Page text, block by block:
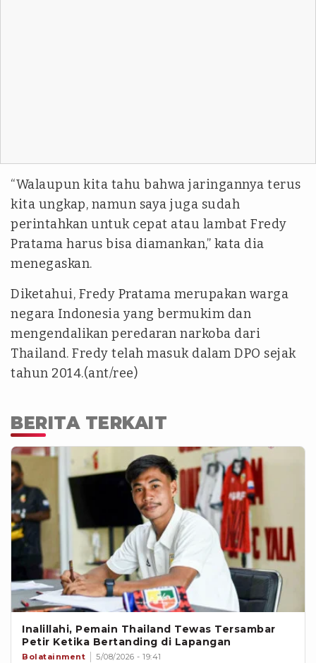
“Walaupun kita tahu bahwa jaringannya terus
kita ungkap, namun saya juga sudah
perintahkan untuk cepat atau lambat Fredy
Pratama harus bisa diamankan,” kata dia
menegaskan.
Diketahui, Fredy Pratama merupakan warga
negara Indonesia yang bermukim dan
mengendalikan peredaran narkoba dari
Thailand. Fredy telah masuk dalam DPO sejak
tahun 2014.(ant/ree)
BERITA TERKAIT
Inalillahi, Pemain Thailand Tewas Tersambar
Petir Ketika Bertanding di Lapangan
Bolatainment 5/08/2026 - 19:41